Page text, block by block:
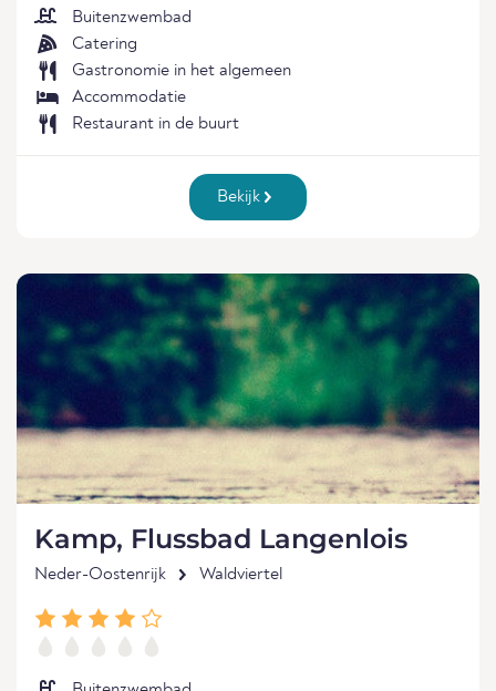
Buitenzwembad
Catering
Gastronomie in het algemeen
Accommodatie
Restaurant in de buurt
Bekijk
Kamp, Flussbad Langenlois
Neder-Oostenrijk Waldviertel